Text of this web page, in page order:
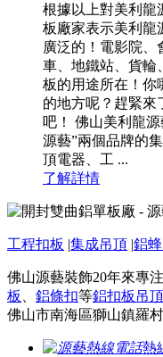
根據以上對美利龍
板廠家表示美利龍
廣泛的！電影院、
車、地鐵站、貨輪
板的用途所在！你
的地方呢？趕緊來
吧！ 佛山美利龍
源藝”兩個品牌的
頂電器、工 ...
了解詳情
工程扣板 |集成吊頂 |鋁
佛山源藝裝飾20年來專
板
鋁條扣等鋁扣板吊頂
佛山市南海區獅山鎮羅
熱